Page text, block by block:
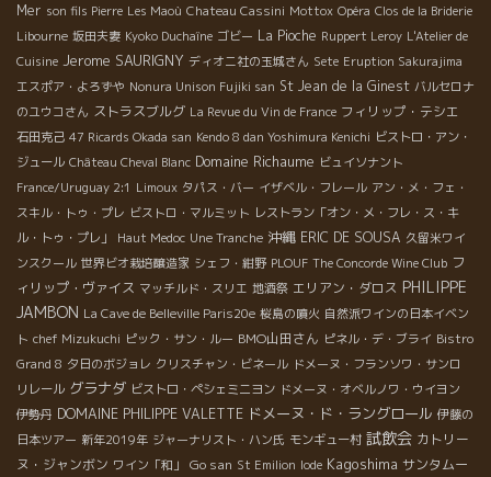
Mer son fils Pierre Les Maoù Chateau Cassini Mottox Opéra Clos de la Briderie
Libourne 坂田夫妻 Kyoko Duchaîne ゴビー La Pioche Ruppert Leroy L'Atelier de
Cuisine Jerome SAURIGNY ディオニ社の玉城さん Sete Eruption Sakurajima
エスポア・よろずや Nonura Unison Fujiki san St Jean de la Ginest バルセロナ
のユウコさん ストラスブルグ La Revue du Vin de France フィリップ・テシエ
石田克己 47 Ricards Okada san Kendo 8 dan Yoshimura Kenichi ビストロ・アン・
ジュール Château Cheval Blanc Domaine Richaume ビュイソナント
France/Uruguay 2:1 Limoux タパス・バー イザベル・フレール アン・メ・フェ・
スキル・トゥ・プレ ビストロ・マルミット レストラン「オン・メ・フレ・ス・キ
ル・トゥ・プレ」
Haut Medoc Une Tranche 沖縄 ERIC DE SOUSA 久留米ワイ
ンスクール 世界ビオ栽培醸造家 シェフ・紺野 PLOUF The Concorde Wine Club フ
ィリップ・ヴァイス マッチルド・スリエ 地酒祭 エリアン・ダロス PHILIPPE
JAMBON La Cave de Belleville Paris20e 桜島の噴火 自然派ワインの日本イベン
ト chef Mizukuchi ピック・サン・ルー BMO山田さん ピネル・デ・ブライ Bistro
Grand 8 夕日のボジョレ クリスチャン・ビネール ドメーヌ・フランソワ・サンロ
リレール グラナダ ビストロ・ペシェミニヨン ドメーヌ・オベルノワ・ウイヨン
伊勢丹 DOMAINE PHILIPPE VALETTE ドメーヌ・ド・ラングロール 伊藤の
日本ツアー 新年2019年 ジャーナリスト・ハン氏 モンギュー村 試飲会 カトリー
ヌ・ジャンボン ワイン「和」 Go san St Emilion Iode Kagoshima サンタムー